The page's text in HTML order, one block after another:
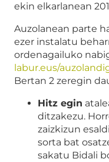
ekin elkarlanean
Auzolanean parte
ezer instalatu
ordenagailuko
labur.eus/
Bertan 2 zeregin
Hitz egin
ditzakezu.
zaizkizun
sorta bat
sakatu Bidali